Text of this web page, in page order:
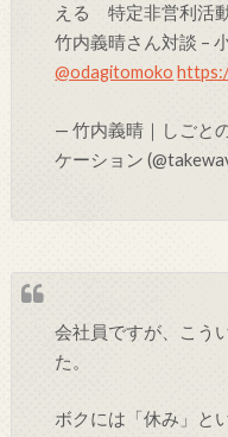
える 特定非営利活
竹内義晴さん対談 –
@odagitomoko
— 竹内義晴｜しごと
ケーション
会社員ですが、こう
た。
ボクには「休み」と